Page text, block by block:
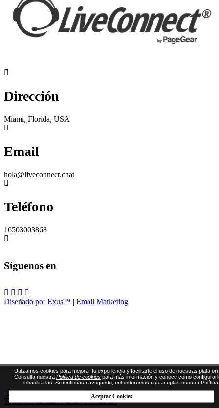
Dirección
Miami, Florida, USA
Email
hola@liveconnect.chat
Teléfono
16503003868
Síguenos en
Diseñado por Exus™ | Email Marketing
¡Gestiona tus eventos con CloudEvents!
Todos los derechos reservados 2026.
Utilizamos cookies para mejorar tu experiencia y facilitarte el uso de nuestras
Consulta nuestra Política de cookies para más información y conoce cómo
inhabilitarlas. Si continúas navegando, entenderemos que aceptas nuestra Política.
Aceptar Cookies